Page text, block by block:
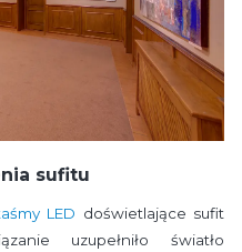
sufitu
LED doświetlające sufit
uzupełniło światło